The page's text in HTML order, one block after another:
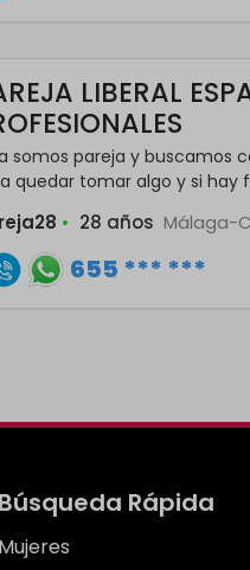
LIBERAL
somos pareja y buscamos
quedar tomar algo y si hay
• 28 años Málaga-
655 *** ***
Rápida